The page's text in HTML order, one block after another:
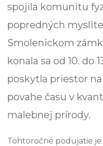
spojila komunitu
popredných
Smolenickom
konala sa od 10. do
poskytla priestor
povahe času v
malebnej prírody.
Tohtoročné podujatie